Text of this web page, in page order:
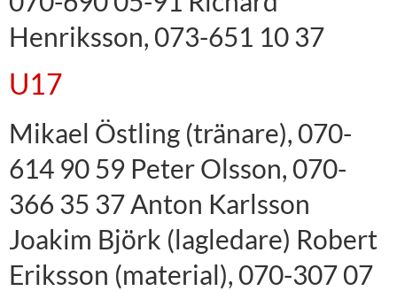
Henriksson, 073-651 10 37
U17
Mikael Östling (tränare), 070-
614 90 59 Peter Olsson, 070-
366 35 37 Anton Karlsson
Joakim Björk (lagledare) Robert
Eriksson (material), 070-307 07